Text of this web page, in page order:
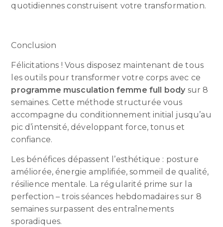
quotidiennes construisent votre transformation.
Conclusion
Félicitations ! Vous disposez maintenant de tous
les outils pour transformer votre corps avec ce
programme musculation femme full body sur 8
semaines. Cette méthode structurée vous
accompagne du conditionnement initial jusqu’au
pic d’intensité, développant force, tonus et
confiance.
Les bénéfices dépassent l’esthétique : posture
améliorée, énergie amplifiée, sommeil de qualité,
résilience mentale. La régularité prime sur la
perfection – trois séances hebdomadaires sur 8
semaines surpassent des entraînements
sporadiques.